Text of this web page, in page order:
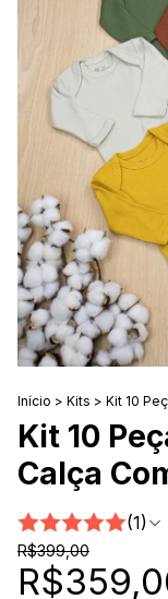
Início > Kits > Kit 10
Kit 10
Calça
(1)
R$399,00